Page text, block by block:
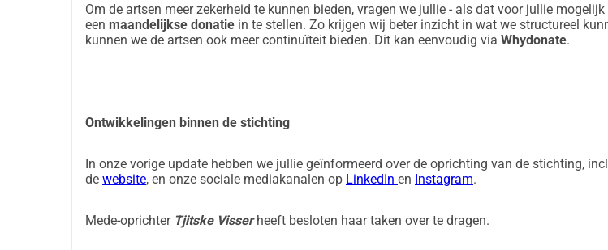
Om de artsen meer zekerheid te kunnen bieden, vragen we jullie - als dat voor jullie mogelijk
een maandelijkse donatie in te stellen. Zo krijgen wij beter inzicht in wat we structureel
kunnen we de artsen ook meer continuïteit bieden. Dit kan eenvoudig via Whydonate.
Ontwikkelingen binnen de stichting
In onze vorige update hebben we jullie geïnformeerd over de oprichting van de stichting,
de website, en onze sociale mediakanalen op LinkedIn en Instagram.
Mede-oprichter Tjitske Visserheeft besloten haar taken over te dragen.